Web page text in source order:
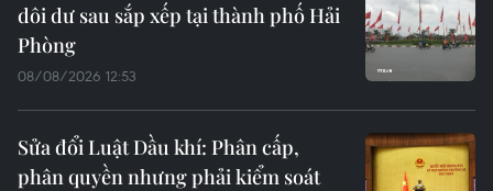
dôi dư sau sắp xếp tại thành phố Hải
Phòng
08/08/2026 12:53
Sửa đổi Luật Dầu khí: Phân cấp,
phân quyền nhưng phải kiểm soát